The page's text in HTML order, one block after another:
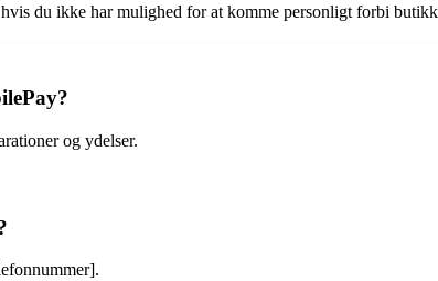
du ikke har mulighed for at komme personligt forbi
og ydelser.